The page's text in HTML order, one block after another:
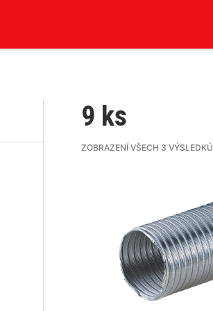
9 ks
ZOBRAZENÍ VŠECH 3 VÝSLEDKŮ